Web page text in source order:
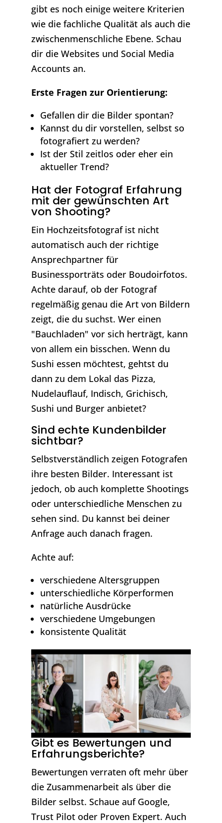
gibt es noch einige weitere Kriterien
wie die fachliche Qualität als auch die
zwischenmenschliche Ebene. Schau
dir die Websites und Social Media
Accounts an.
Erste Fragen zur Orientierung:
Gefallen dir die Bilder spontan?
Kannst du dir vorstellen, selbst so
fotografiert zu werden?
Ist der Stil zeitlos oder eher ein
aktueller Trend?
Hat der Fotograf Erfahrung
mit der gewünschten Art
von Shooting?
Ein Hochzeitsfotograf ist nicht
automatisch auch der richtige
Ansprechpartner für
Businessporträts oder Boudoirfotos.
Achte darauf, ob der Fotograf
regelmäßig genau die Art von Bildern
zeigt, die du suchst. Wer einen
"Bauchladen" vor sich herträgt, kann
von allem ein bisschen. Wenn du
Sushi essen möchtest, gehtst du
dann zu dem Lokal das Pizza,
Nudelauflauf, Indisch, Grichisch,
Sushi und Burger anbietet?
Sind echte Kundenbilder
sichtbar?
Selbstverständlich zeigen Fotografen
ihre besten Bilder. Interessant ist
jedoch, ob auch komplette Shootings
oder unterschiedliche Menschen zu
sehen sind. Du kannst bei deiner
Anfrage auch danach fragen.
Achte auf:
verschiedene Altersgruppen
unterschiedliche Körperformen
natürliche Ausdrücke
verschiedene Umgebungen
konsistente Qualität
Gibt es Bewertungen und
Erfahrungsberichte?
Bewertungen verraten oft mehr über
die Zusammenarbeit als über die
Bilder selbst. Schaue auf Google,
Trust Pilot oder Proven Expert. Auch